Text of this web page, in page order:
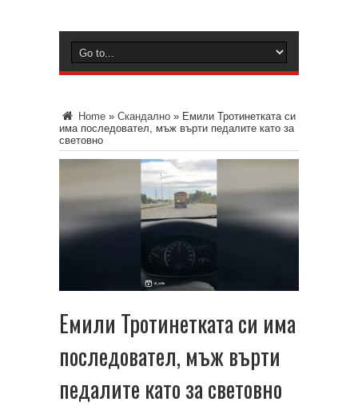
Home » Скандално » Емили Тротинетката си
има последовател, мъж върти педалите като за
световно
Емили Тротинетката си има
последовател, мъж върти
педалите като за световно